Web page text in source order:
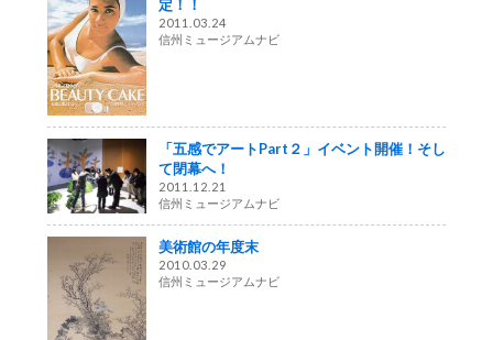
定！！
2011.03.24
信州ミュージアムナビ
「五感でアートPart２」イベント開催！そし
て閉幕へ！
2011.12.21
信州ミュージアムナビ
美術館の年度末
2010.03.29
信州ミュージアムナビ